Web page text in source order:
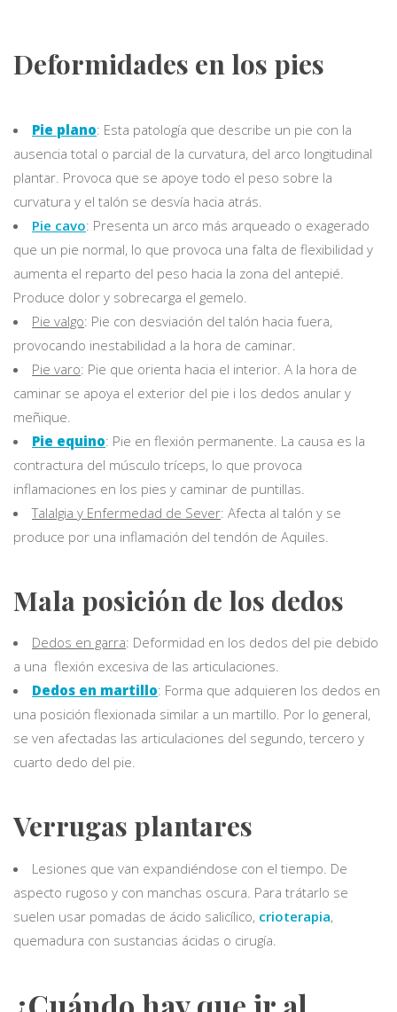
Deformidades en los pies
Pie plano: Esta patología que describe un pie con la
ausencia total o parcial de la curvatura, del arco longitudinal
plantar. Provoca que se apoye todo el peso sobre la
curvatura y el talón se desvía hacia atrás.
Pie cavo: Presenta un arco más arqueado o exagerado
que un pie normal, lo que provoca una falta de flexibilidad y
aumenta el reparto del peso hacia la zona del antepié.
Produce dolor y sobrecarga el gemelo.
Pie valgo: Pie con desviación del talón hacia fuera,
provocando inestabilidad a la hora de caminar.
Pie varo: Pie que orienta hacia el interior. A la hora de
caminar se apoya el exterior del pie i los dedos anular y
meñique.
Pie equino: Pie en flexión permanente. La causa es la
contractura del músculo tríceps, lo que provoca
inflamaciones en los pies y caminar de puntillas.
Talalgia y Enfermedad de Sever: Afecta al talón y se
produce por una inflamación del tendón de Aquiles.
Mala posición de los dedos
Dedos en garra: Deformidad en los dedos del pie debido
a una flexión excesiva de las articulaciones.
Dedos en martillo: Forma que adquieren los dedos en
una posición flexionada similar a un martillo. Por lo general,
se ven afectadas las articulaciones del segundo, tercero y
cuarto dedo del pie.
Verrugas plantares
Lesiones que van expandiéndose con el tiempo. De
aspecto rugoso y con manchas oscura. Para trátarlo se
suelen usar pomadas de ácido salicílico, crioterapia,
quemadura con sustancias ácidas o cirugía.